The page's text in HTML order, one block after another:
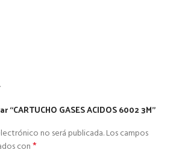
GASES ACIDOS 6002 3M”
no será publicada.Los campos
con*